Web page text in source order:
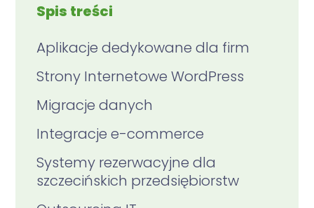
Spis treści
Aplikacje dedykowane dla firm
Strony Internetowe WordPress
Migracje danych
Integracje e-commerce
Systemy rezerwacyjne dla
szczecińskich przedsiębiorstw